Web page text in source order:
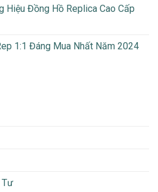
Hiệu Đồng Hồ Replica Cao Cấp
1:1 Đáng Mua Nhất Năm 2024
Tư